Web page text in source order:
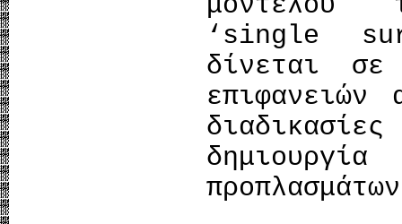
‘single
δίνεται σε
επιφανειών